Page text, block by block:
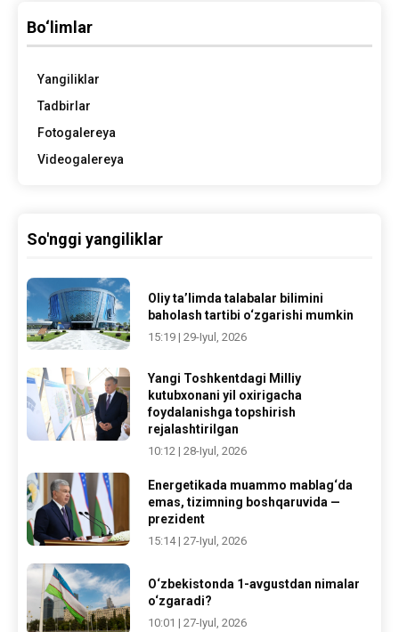
Bo‘limlar
Yangiliklar
Tadbirlar
Fotogalereya
Videogalereya
So'nggi yangiliklar
Oliy ta’limda talabalar bilimini
baholash tartibi o‘zgarishi mumkin
15:19 | 29-Iyul, 2026
Yangi Toshkentdagi Milliy
kutubxonani yil oxirigacha
foydalanishga topshirish
rejalashtirilgan
10:12 | 28-Iyul, 2026
Energetikada muammo mablag‘da
emas, tizimning boshqaruvida —
prezident
15:14 | 27-Iyul, 2026
O‘zbekistonda 1-avgustdan nimalar
o‘zgaradi?
10:01 | 27-Iyul, 2026